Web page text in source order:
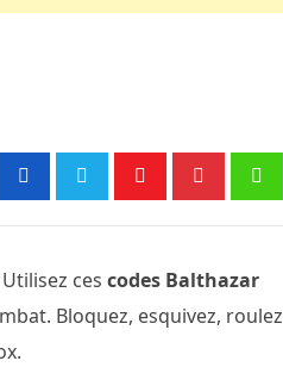
ces codes Balthazar
Bloquez, esquivez, roulez